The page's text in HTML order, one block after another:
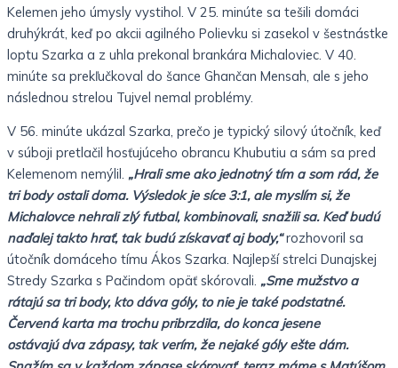
Kelemen jeho úmysly vystihol. V 25. minúte sa tešili domáci
druhýkrát, keď po akcii agilného Polievku si zasekol v šestnástke
loptu Szarka a z uhla prekonal brankára Michaloviec. V 40.
minúte sa prekľučkoval do šance Ghančan Mensah, ale s jeho
následnou strelou Tujvel nemal problémy.
V 56. minúte ukázal Szarka, prečo je typický silový útočník, keď
v súboji pretlačil hosťujúceho obrancu Khubutiu a sám sa pred
Kelemenom nemýlil. „Hrali sme ako jednotný tím a som rád, že
tri body ostali doma. Výsledok je síce 3:1, ale myslím si, že
Michalovce nehrali zlý futbal, kombinovali, snažili sa. Keď budú
naďalej takto hrať, tak budú získavať aj body,“ rozhovoril sa
útočník domáceho tímu Ákos Szarka. Najlepší strelci Dunajskej
Stredy Szarka s Pačindom opäť skórovali. „Sme mužstvo a
rátajú sa tri body, kto dáva góly, to nie je také podstatné.
Červená karta ma trochu pribrzdila, do konca jesene
ostávajú dva zápasy, tak verím, že nejaké góly ešte dám.